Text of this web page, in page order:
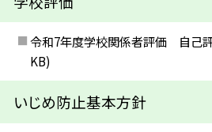
令和7年度学校関係者評価 自己
KB)
いじめ防止基本方針